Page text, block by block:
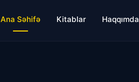
Ana Səhifə Kitablar Haqqımda